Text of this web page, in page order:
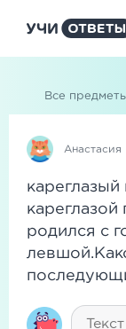
Все
Анастасия
родился с